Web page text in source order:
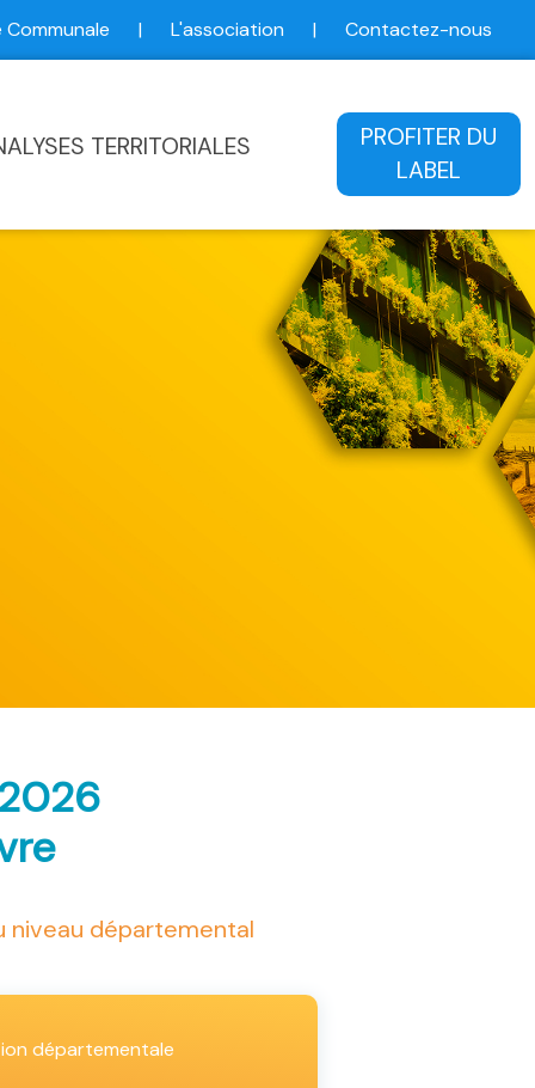
| L'association | Contactez-nous
TERRITORIALES
PROFITER DU
LABEL
niveau départemental
départementale